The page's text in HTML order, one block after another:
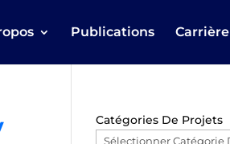
Publications Carrière
Catégories De Projets